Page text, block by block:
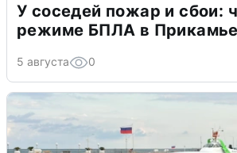
У соседей пожар и сбои:
режиме БПЛА в Прикамье
5 августа 0